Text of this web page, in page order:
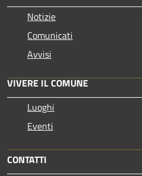
Notizie
Comunicati
Avvisi
VIVERE IL COMUNE
Luoghi
Eventi
CONTATTI